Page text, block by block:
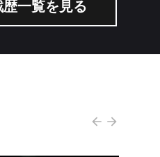
歴一覧を見る